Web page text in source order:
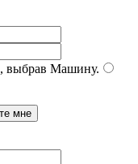
выбрав Машину.